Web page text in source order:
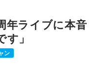
のタイミングでの出演と
ドや「キャラクターに出
いて、ストーリーの発想
年ライブに本音
」
ン